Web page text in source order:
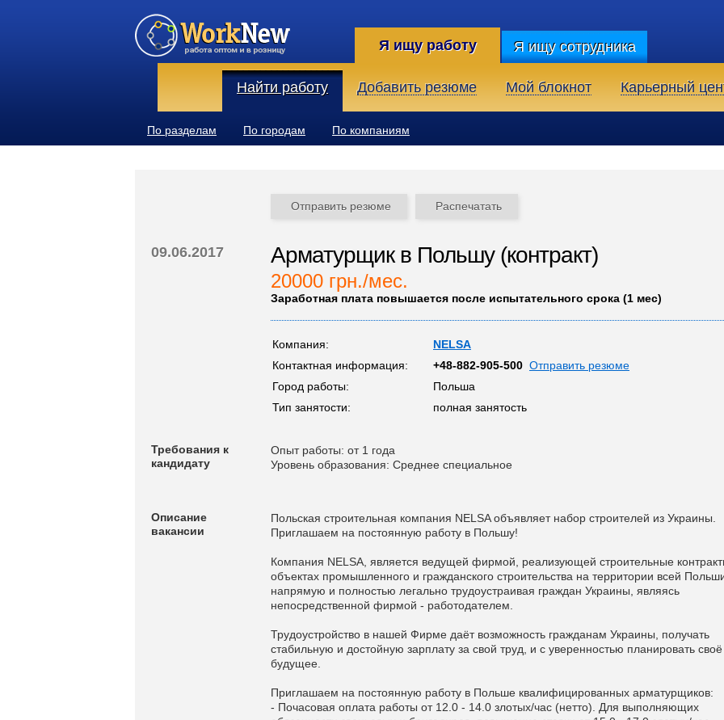
Я ищу работу Я ищу сотрудника
Найти работу Добавить резюме Мой блокнот Карьерный
По разделам По городам По компаниям
Отправить резюме Распечатать
09.06.2017 Арматурщик в Польшу (контракт)
20000 грн./мес.
Заработная плата повышается после испытательного срока (1 мес)
Компания:
NELSA
Контактная информация:
+48-882-905-500 Отправить резюме
Город работы:
Польша
Тип занятости:
полная занятость
Требования к
кандидату
Опыт работы: от 1 года
Уровень образования: Среднее специальное
Описание
вакансии
Польская строительная компания NELSA объявляет набор строителей из Украины.
Приглашаем на постоянную работу в Польшу!
Компания NELSA, является ведущей фирмой, реализующей строительные
объектах промышленного и гражданского строительства на территории всей
напрямую и полностью легально трудоустраивая граждан Украины, являясь
непосредственной фирмой - работодателем.
Трудоустройство в нашей Фирме даёт возможность гражданам Украины, получать
стабильную и достойную зарплату за свой труд, и с уверенностью планировать своё
будущее.
Приглашаем на постоянную работу в Польше квалифицированных арматурщиков:
- Почасовая оплата работы от 12.0 - 14.0 злотых/час (нетто). Для выполняющих